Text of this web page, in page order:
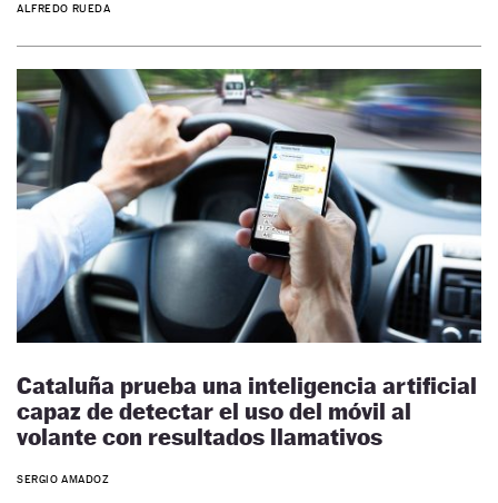
ALFREDO RUEDA
Cataluña prueba una inteligencia artificial
capaz de detectar el uso del móvil al
volante con resultados llamativos
SERGIO AMADOZ